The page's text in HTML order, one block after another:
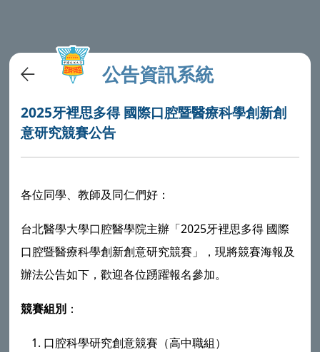
公告資訊系統
2025牙裡思多得 國際口腔暨醫療科學創新創
意研究競賽公告
各位同學、教師及同仁們好：
台北醫學大學口腔醫學院主辦「2025牙裡思多得 國際
口腔暨醫療科學創新創意研究競賽」，現將競賽海報及
辦法公告如下，歡迎各位踴躍報名參加。
競賽組別 ：
口腔科學研究創意競賽（高中職組）